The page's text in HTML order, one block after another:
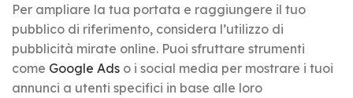
Per ampliare la tua portata e raggiungere il tuo
pubblico di riferimento, considera l’utilizzo di
pubblicità mirate online. Puoi sfruttare strumenti
come Google Ads o i social media per mostrare i tuoi
annunci a utenti specifici in base alle loro